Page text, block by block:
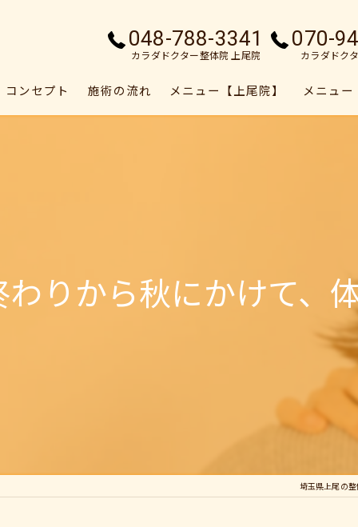
048-788-3341
カラダドクター整体院 上尾院
070-
カラダドク
コンセプト 施術の流れ メニュー【上尾院】 メニュー
わりから秋にかけて、
埼玉県上尾の